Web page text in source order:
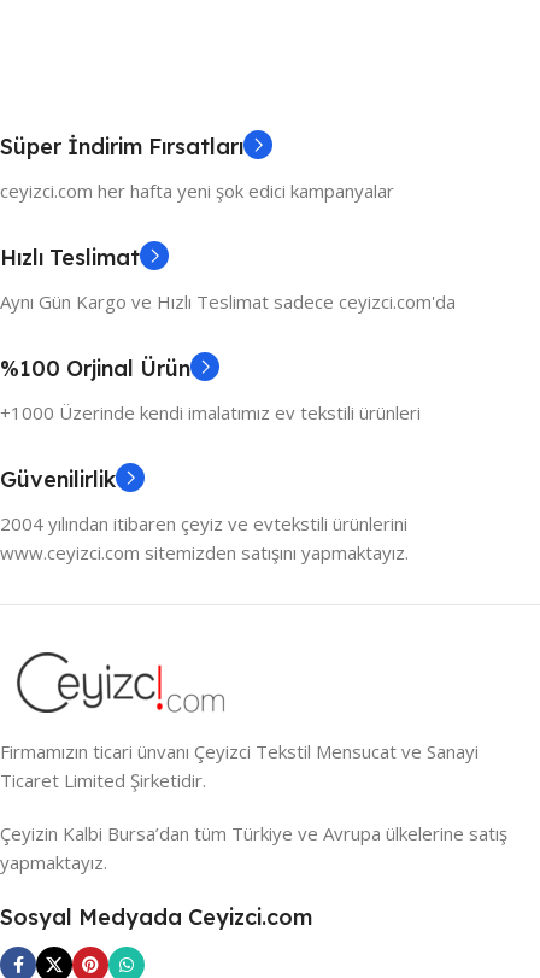
Süper İndirim Fırsatları
ceyizci.com her hafta yeni şok edici kampanyalar
Hızlı Teslimat
Aynı Gün Kargo ve Hızlı Teslimat sadece ceyizci.com'da
%100 Orjinal Ürün
+1000 Üzerinde kendi imalatımız ev tekstili ürünleri
Güvenilirlik
2004 yılından itibaren çeyiz ve evtekstili ürünlerini
www.ceyizci.com sitemizden satışını yapmaktayız.
Firmamızın ticari ünvanı Çeyizci Tekstil Mensucat ve Sanayi
Ticaret Limited Şirketidir.
Çeyizin Kalbi Bursa’dan tüm Türkiye ve Avrupa ülkelerine satış
yapmaktayız.
Sosyal Medyada Ceyizci.com